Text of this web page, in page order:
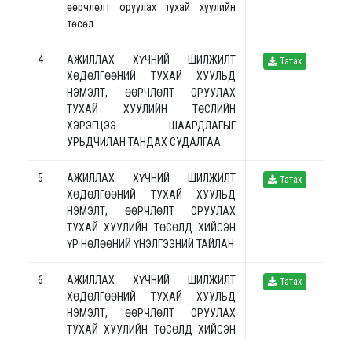
өөрчлөлт оруулах тухай хуулийн
төсөл
4
АЖИЛЛАХ ХҮЧНИЙ ШИЛЖИЛТ
ХӨДӨЛГӨӨНИЙ ТУХАЙ ХУУЛЬД
НЭМЭЛТ, ӨӨРЧЛӨЛТ ОРУУЛАХ
ТУХАЙ ХУУЛИЙН ТӨСЛИЙН
ХЭРЭГЦЭЭ ШААРДЛАГЫГ
УРЬДЧИЛАН ТАНДАХ СУДАЛГАА
Татах
5
АЖИЛЛАХ ХҮЧНИЙ ШИЛЖИЛТ
ХӨДӨЛГӨӨНИЙ ТУХАЙ ХУУЛЬД
НЭМЭЛТ, ӨӨРЧЛӨЛТ ОРУУЛАХ
ТУХАЙ ХУУЛИЙН ТӨСӨЛД ХИЙСЭН
ҮР НӨЛӨӨНИЙ ҮНЭЛГЭЭНИЙ ТАЙЛАН
Татах
6
АЖИЛЛАХ ХҮЧНИЙ ШИЛЖИЛТ
ХӨДӨЛГӨӨНИЙ ТУХАЙ ХУУЛЬД
НЭМЭЛТ, ӨӨРЧЛӨЛТ ОРУУЛАХ
ТУХАЙ ХУУЛИЙН ТӨСӨЛД ХИЙСЭН
Татах